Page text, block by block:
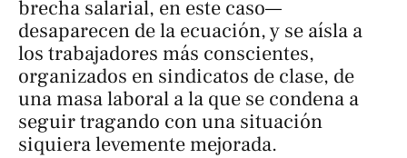
brecha salarial, en este caso—
desaparecen de la ecuación, y se aísla a
los trabajadores más conscientes,
organizados en sindicatos de clase, de
una masa laboral a la que se condena a
seguir tragando con una situación
siquiera levemente mejorada.